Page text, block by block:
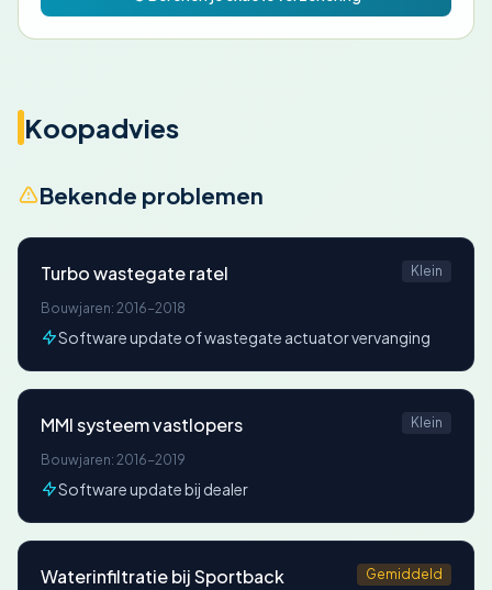
Koopadvies
Bekende problemen
Turbo wastegate ratel Klein
Bouwjaren: 2016-2018
Software update of wastegate actuator vervanging
MMI systeem vastlopers Klein
Bouwjaren: 2016-2019
Software update bij dealer
Waterinfiltratie bij Sportback
Gemiddeld